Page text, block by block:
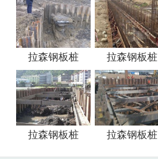
拉森钢板桩 拉森钢板桩
拉森钢板桩 拉森钢板桩